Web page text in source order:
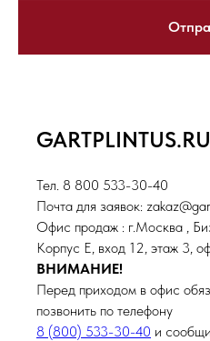
GARTPLINTUS.RU
Тел. 8 800 533-30-40
Почта для заявок:
Офис продаж : г.Москва ,
Корпус Е, вход 12, этаж 3,
ВНИМАНИЕ!
Перед приходом в офис
позвонить по телефону
8 (800) 533-30-40 и